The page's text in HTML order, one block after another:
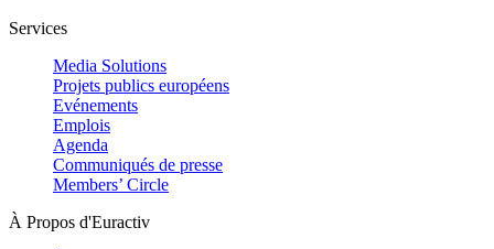
Services
Media Solutions
Projets publics européens
Evénements
Emplois
Agenda
Communiqués de presse
Members’ Circle
À Propos d'Euractiv